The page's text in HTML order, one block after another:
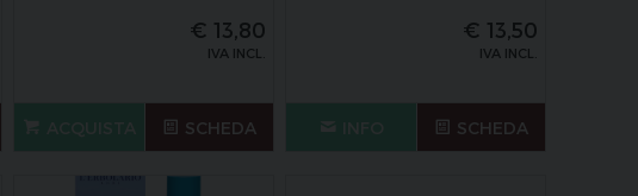
€ 13,80
IVA INCL.
SCHEDA
€ 13,50
IVA INCL.
SCHEDA